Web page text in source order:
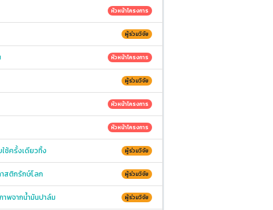
หัวหน้าโครงการ
ผู้ร่วมวิจัย
หัวหน้าโครงการ
ผู้ร่วมวิจัย
หัวหน้าโครงการ
หัวหน้าโครงการ
ช้ครั้งเดียวทิ้ง ผู้ร่วมวิจัย
สติกรักษ์โลก ผู้ร่วมวิจัย
พจากน้ำมันปาล์ม ผู้ร่วมวิจัย